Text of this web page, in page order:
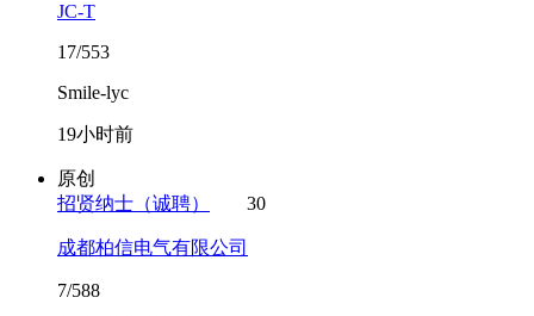
JC-T
17/553
Smile-lyc
19小时前
原创
招贤纳士（诚聘）
30
成都柏信电气有限公司
7/588